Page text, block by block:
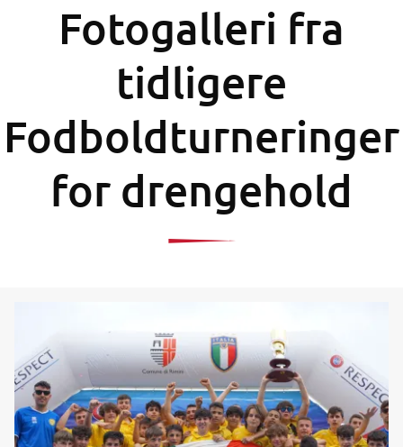
Fotogalleri fra
tidligere
Fodboldturneringer
for drengehold